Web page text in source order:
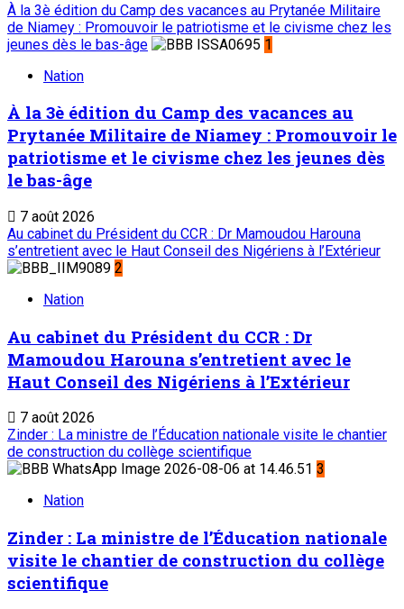
À la 3è édition du Camp des vacances au Prytanée Militaire
de Niamey : Promouvoir le patriotisme et le civisme chez les
jeunes dès le bas-âge
1
Nation
À la 3è édition du Camp des vacances au
Prytanée Militaire de Niamey : Promouvoir le
patriotisme et le civisme chez les jeunes dès
le bas-âge
7 août 2026
Au cabinet du Président du CCR : Dr Mamoudou Harouna
s’entretient avec le Haut Conseil des Nigériens à l’Extérieur
2
Nation
Au cabinet du Président du CCR : Dr
Mamoudou Harouna s’entretient avec le
Haut Conseil des Nigériens à l’Extérieur
7 août 2026
Zinder : La ministre de l’Éducation nationale visite le chantier
de construction du collège scientifique
3
Nation
Zinder : La ministre de l’Éducation nationale
visite le chantier de construction du collège
scientifique